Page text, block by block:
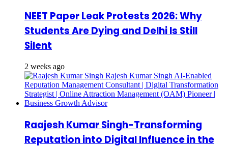
NEET Paper Leak Protests 2026: Why
Students Are Dying and Delhi Is Still
Silent
2 weeks ago
Raajesh Kumar Singh-Transforming
Reputation into Digital Influence in the